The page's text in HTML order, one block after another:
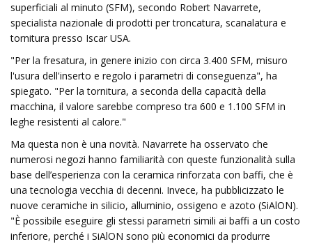
superficiali al minuto (SFM), secondo Robert Navarrete,
specialista nazionale di prodotti per troncatura, scanalatura e
tornitura presso Iscar USA.
"Per la fresatura, in genere inizio con circa 3.400 SFM, misuro
l'usura dell'inserto e regolo i parametri di conseguenza", ha
spiegato. "Per la tornitura, a seconda della capacità della
macchina, il valore sarebbe compreso tra 600 e 1.100 SFM in
leghe resistenti al calore."
Ma questa non è una novità. Navarrete ha osservato che
numerosi negozi hanno familiarità con queste funzionalità sulla
base dell’esperienza con la ceramica rinforzata con baffi, che è
una tecnologia vecchia di decenni. Invece, ha pubblicizzato le
nuove ceramiche in silicio, alluminio, ossigeno e azoto (SiAlON).
"È possibile eseguire gli stessi parametri simili ai baffi a un costo
inferiore, perché i SiAlON sono più economici da produrre